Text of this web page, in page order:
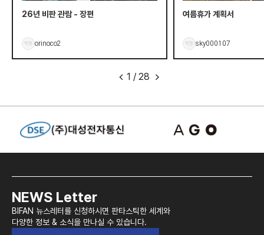
26년 비판 관람 - 장편
orinoco2
여름휴가 계획서
sky000107
< 1 / 28 >
NEWS Letter
BIFAN 뉴스레터를 신청하시면 판타스틱한 세계와
다양한 정보 & 소식을 만나실 수 있습니다.